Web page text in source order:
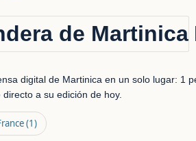
digital de Martinica en un solo lugar: 1
directo a su edición de hoy.
(1)